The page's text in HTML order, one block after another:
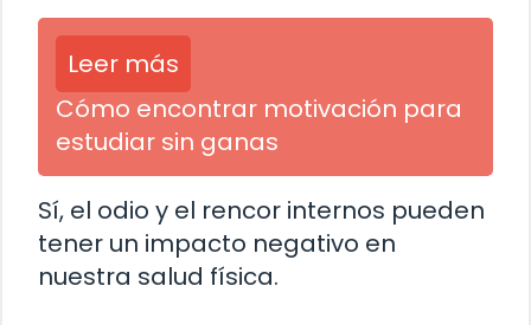
Leer más
Cómo encontrar motivación para
estudiar sin ganas
Sí, el odio y el rencor internos pueden
tener un impacto negativo en
nuestra salud física.